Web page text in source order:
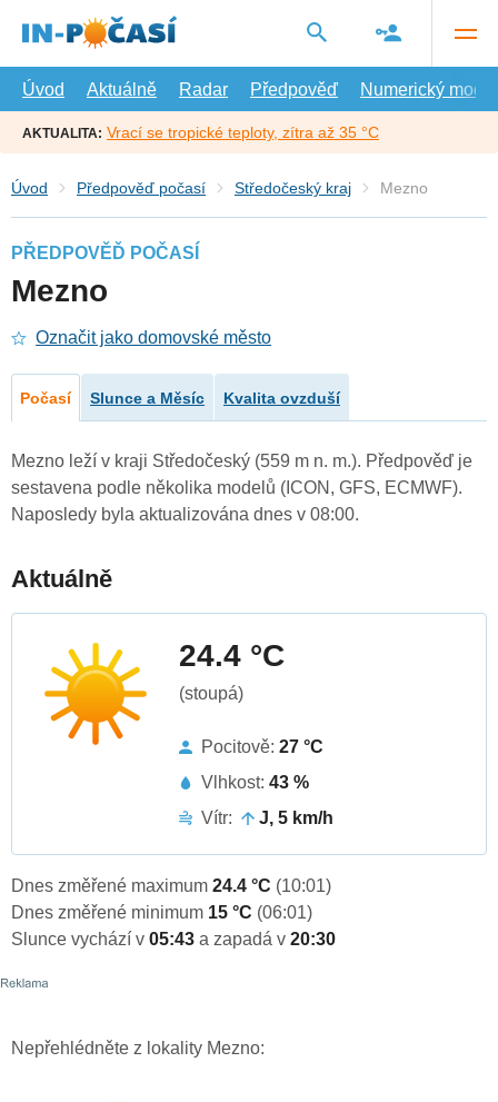
hlavní
Úvod
Aktuálně Radar Předpověď Numerický model
AKTUALITA: Vrací se tropické teploty, zítra až 35 °C
Úvod Předpověď počasí Středočeský kraj Mezno
PŘEDPOVĚĎ POČASÍ
Mezno
Označit jako domovské město
Počasí Slunce a Měsíc Kvalita ovzduší
Mezno leží v kraji Středočeský (559 m n. m.). Předpověď je
sestavena podle několika modelů (ICON, GFS, ECMWF).
Naposledy byla aktualizována dnes v 08:00.
Aktuálně
24.4 °C
(stoupá)
Pocitově: 27 °C
Vlhkost: 43 %
Vítr:
J, 5 km/h
Dnes změřené maximum 24.4 °C (10:01)
Dnes změřené minimum 15 °C (06:01)
Slunce vychází v 05:43 a zapadá v 20:30
Nepřehlédněte z lokality Mezno: